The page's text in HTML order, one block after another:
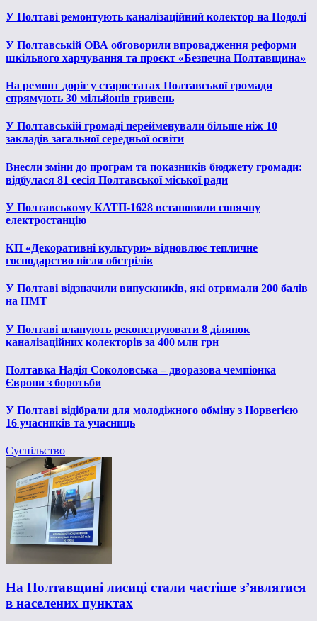
У Полтаві ремонтують каналізаційний колектор на Подолі
У Полтавській ОВА обговорили впровадження реформи
шкільного харчування та проєкт «Безпечна Полтавщина»
На ремонт доріг у старостатах Полтавської громади
спрямують 30 мільйонів гривень
У Полтавській громаді перейменували більше ніж 10
закладів загальної середньої освіти
Внесли зміни до програм та показників бюджету громади:
відбулася 81 сесія Полтавської міської ради
У Полтавському КАТП-1628 встановили сонячну
електростанцію
КП «Декоративні культури» відновлює тепличне
господарство після обстрілів
У Полтаві відзначили випускників, які отримали 200 балів
на НМТ
У Полтаві планують реконструювати 8 ділянок
каналізаційних колекторів за 400 млн грн
Полтавка Надія Соколовська – дворазова чемпіонка
Європи з боротьби
У Полтаві відібрали для молодіжного обміну з Норвегією
16 учасників та учасниць
Суспільство
На Полтавщині лисиці стали частіше з’являтися
в населених пунктах